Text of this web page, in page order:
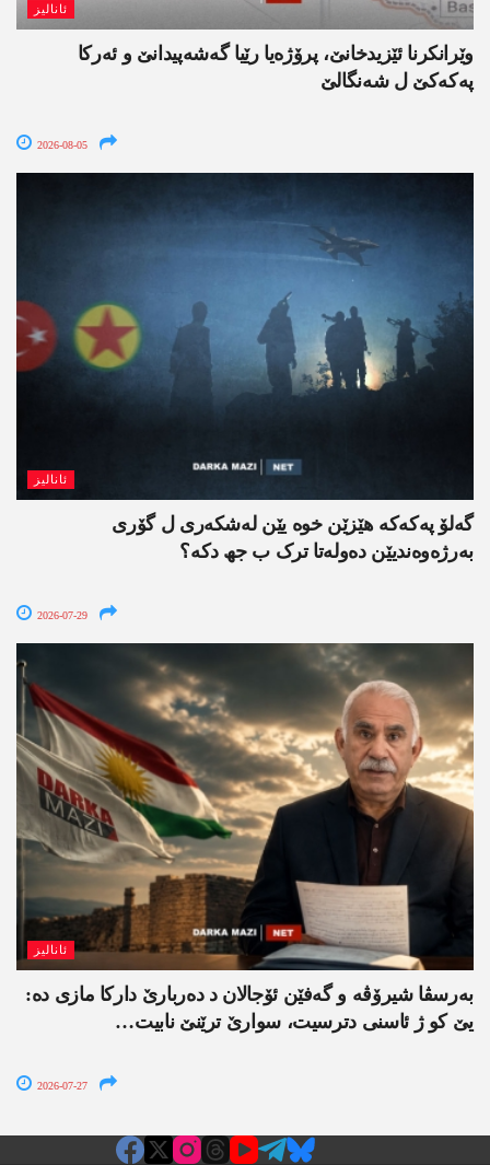
ئانالیز
وێرانکرنا ئێزیدخانێ، پرۆژەیا رێیا گەشەپیدانێ و ئەرکا
پەکەکێ ل شەنگالێ
2026-08-05
ئانالیز
گەلۆ پەکەکە ھێزێن خوە یێن لەشکەری ل گۆری
بەرژەوەندیێن دەولەتا ترک ب جھ دکە؟
2026-07-29
ئانالیز
بەرسڤا شیرۆڤە و گەفێن ئۆجالان د دەربارێ دارکا مازی دە:
یێ کو ژ ئاسنی دترسیت، سوارێ ترێنێ نابیت…
2026-07-27